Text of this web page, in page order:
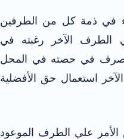
في ذمة كل من الطرفين
الطرف الآخر رغبته في
في حصته في المحل
استعمال حق الأفضلية
علي الطرف الموعود